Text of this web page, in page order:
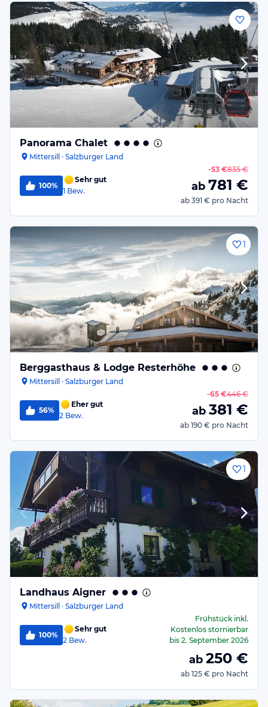
Panorama Chalet
Mittersill · Salzburger Land
100%
Sehr gut
1 Bew.
-53 €835 €
ab 781 €
ab 391 € pro Nacht
1
Berggasthaus & Lodge Resterhöhe
Mittersill · Salzburger Land
56%
Eher gut
2 Bew.
-65 €446 €
ab 381 €
ab 190 € pro Nacht
1
Landhaus Aigner
Mittersill · Salzburger Land
100%
Sehr gut
2 Bew.
Frühstückinkl.
Kostenlos stornierbar
bis 2. September 2026
ab 250 €
ab 125 € pro Nacht